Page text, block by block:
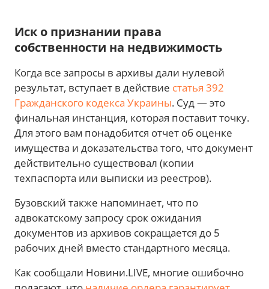
Иск о признании права
собственности на недвижимость
Когда все запросы в архивы дали нулевой
результат, вступает в действие статья 392
Гражданского кодекса Украины. Суд — это
финальная инстанция, которая поставит точку.
Для этого вам понадобится отчет об оценке
имущества и доказательства того, что документ
действительно существовал (копии
техпаспорта или выписки из реестров).
Бузовский также напоминает, что по
адвокатскому запросу срок ожидания
документов из архивов сокращается до 5
рабочих дней вместо стандартного месяца.
Как сообщали Новини.LIVE, многие ошибочно